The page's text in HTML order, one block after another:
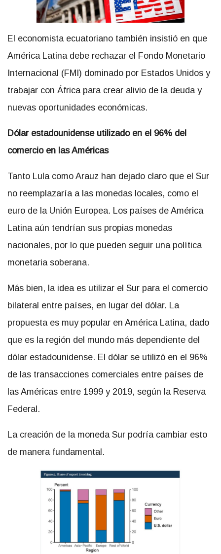
El economista ecuatoriano también insistió en que
América Latina debe rechazar el Fondo Monetario
Internacional (FMI) dominado por Estados Unidos y
trabajar con África para crear alivio de la deuda y
nuevas oportunidades económicas.
Dólar estadounidense utilizado en el 96% del
comercio en las Américas
Tanto Lula como Arauz han dejado claro que el Sur
no reemplazaría a las monedas locales, como el
euro de la Unión Europea. Los países de América
Latina aún tendrían sus propias monedas
nacionales, por lo que pueden seguir una política
monetaria soberana.
Más bien, la idea es utilizar el Sur para el comercio
bilateral entre países, en lugar del dólar. La
propuesta es muy popular en América Latina, dado
que es la región del mundo más dependiente del
dólar estadounidense. El dólar se utilizó en el 96%
de las transacciones comerciales entre países de
las Américas entre 1999 y 2019, según la Reserva
Federal.
La creación de la moneda Sur podría cambiar esto
de manera fundamental.